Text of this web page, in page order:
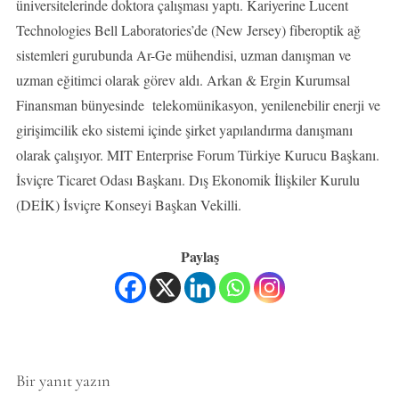
üniversitelerinde doktora çalışması yaptı. Kariyerine Lucent
Technologies Bell Laboratories’de (New Jersey) fiberoptik ağ
sistemleri gurubunda Ar-Ge mühendisi, uzman danışman ve
uzman eğitimci olarak görev aldı. Arkan & Ergin Kurumsal
Finansman bünyesinde telekomünikasyon, yenilenebilir enerji ve
girişimcilik eko sistemi içinde şirket yapılandırma danışmanı
olarak çalışıyor. MIT Enterprise Forum Türkiye Kurucu Başkanı.
İsviçre Ticaret Odası Başkanı. Dış Ekonomik İlişkiler Kurulu
(DEİK) İsviçre Konseyi Başkan Vekilli.
Paylaş
Bir yanıt yazın